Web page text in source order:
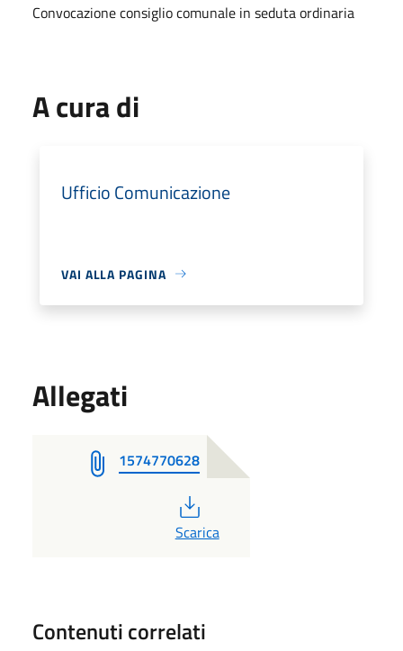
Convocazione consiglio comunale in seduta ordinaria
A cura di
Ufficio Comunicazione
VAI ALLA PAGINA
Allegati
1574770628
PDF
Scarica
Contenuti correlati